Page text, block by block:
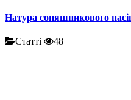
Натура соняшникового
Статті 48